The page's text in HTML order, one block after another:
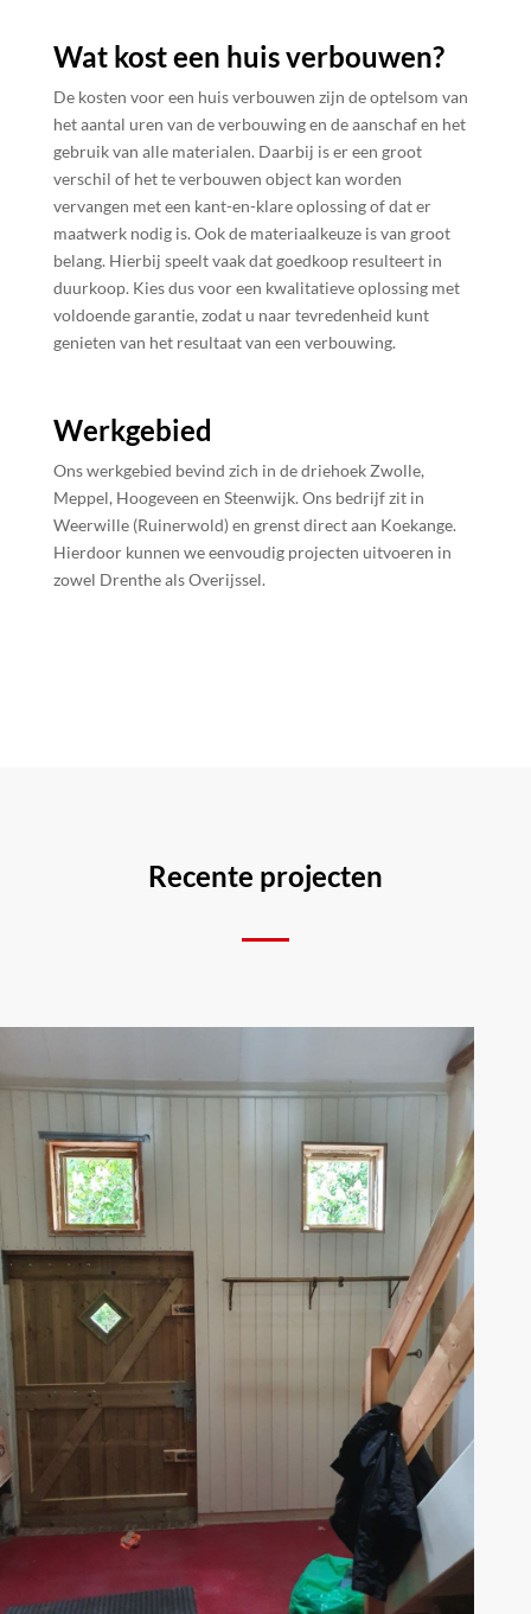
Wat kost een huis verbouwen?
De kosten voor een huis verbouwen zijn de optelsom van
het aantal uren van de verbouwing en de aanschaf en het
gebruik van alle materialen. Daarbij is er een groot
verschil of het te verbouwen object kan worden
vervangen met een kant-en-klare oplossing of dat er
maatwerk nodig is. Ook de materiaalkeuze is van groot
belang. Hierbij speelt vaak dat goedkoop resulteert in
duurkoop. Kies dus voor een kwalitatieve oplossing met
voldoende garantie, zodat u naar tevredenheid kunt
genieten van het resultaat van een verbouwing.
Werkgebied
Ons werkgebied bevind zich in de driehoek Zwolle,
Meppel, Hoogeveen en Steenwijk. Ons bedrijf zit in
Weerwille (Ruinerwold) en grenst direct aan Koekange.
Hierdoor kunnen we eenvoudig projecten uitvoeren in
zowel Drenthe als Overijssel.
Recente projecten